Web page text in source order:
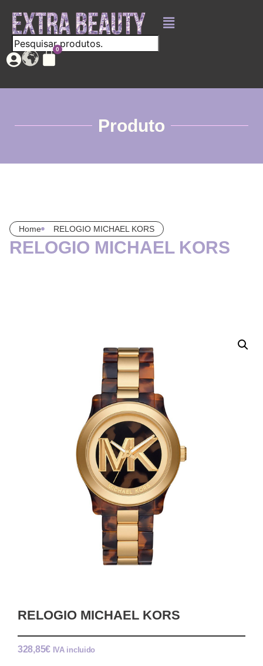
Produto
Home RELOGIO MICHAEL KORS
RELOGIO MICHAEL KORS
RELOGIO MICHAEL KORS
328,85€ IVA incluido